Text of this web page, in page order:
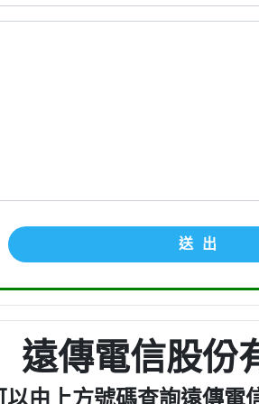
送出
遠傳電信股份
以由上方號碼查詢遠傳電